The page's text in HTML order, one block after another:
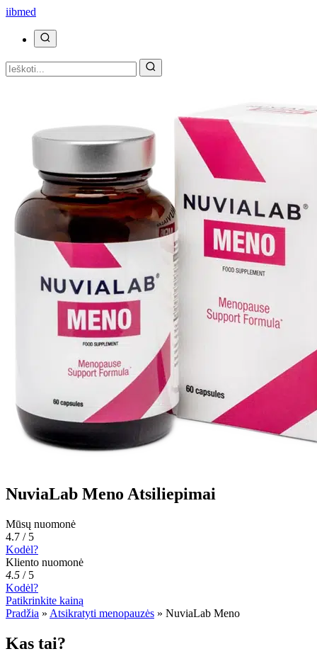
iibmed
NuviaLab Meno Atsiliepimai
Mūsų nuomonė
4.7 / 5
Kodėl?
Kliento nuomonė
4.5 / 5
Kodėl?
Patikrinkite kainą
Pradžia » Atsikratyti menopauzės » NuviaLab Meno
Kas tai?